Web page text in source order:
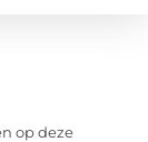
op deze